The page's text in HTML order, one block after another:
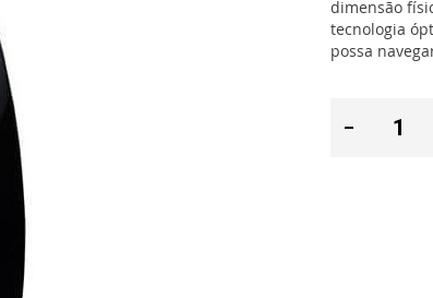
dimensão
tecnologia
possa